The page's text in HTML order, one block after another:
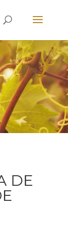
DE